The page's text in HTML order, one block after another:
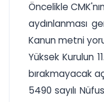
Öncelikle
aydınlanması
Kanun metni
Yüksek Kurulun
bırakmayacak
5490 sayılı